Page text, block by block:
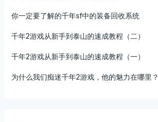
你一定要了解的千年sf中的装备回收系统
千年2游戏从新手到泰山的速成教程（二）
千年2游戏从新手到泰山的速成教程（一）
为什么我们痴迷千年2游戏，他的魅力在哪里？